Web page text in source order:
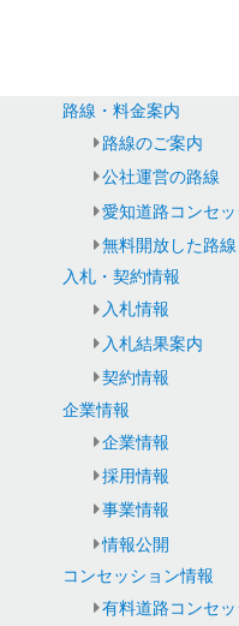
路線・料金案内
路線のご案内
公社運営の路線
愛知道路コンセ
無料開放した路線
入札・契約情報
入札情報
入札結果案内
契約情報
企業情報
企業情報
採用情報
事業情報
情報公開
コンセッション情報
有料道路コンセ